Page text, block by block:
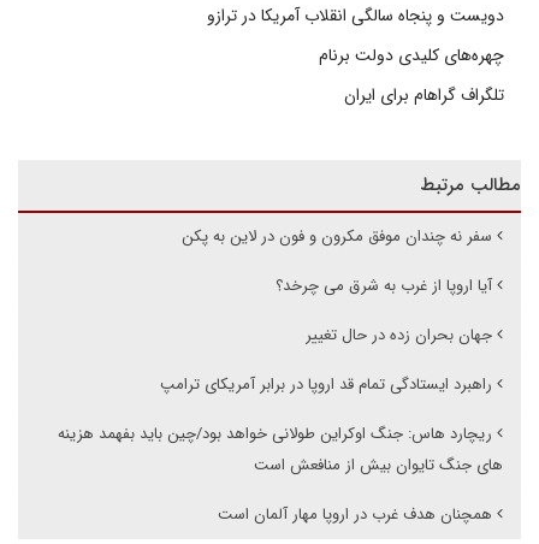
دویست و پنجاه سالگی انقلاب آمریکا در ترازو
چهره‌های کلیدی دولت برنام
تلگراف گراهام برای ایران
مطالب مرتبط
سفر نه چندان موفق مکرون و فون در لاین به پکن
آیا اروپا از غرب به شرق می چرخد؟
جهان بحران زده در حال تغییر
راهبرد ایستادگی تمام قد اروپا در برابر آمریکای ترامپ
ریچارد هاس: جنگ اوکراین طولانی خواهد بود/چین باید بفهمد هزینه
های جنگ تایوان بیش از منافعش است
همچنان هدف غرب در اروپا مهار آلمان است